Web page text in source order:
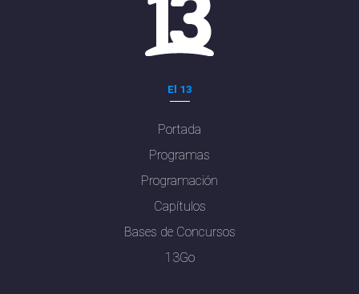
El 13
Portada
Programas
Programación
Capítulos
Bases de Concursos
13Go